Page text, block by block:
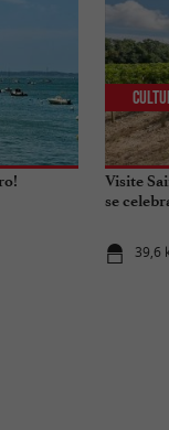
Visite
se
39,6